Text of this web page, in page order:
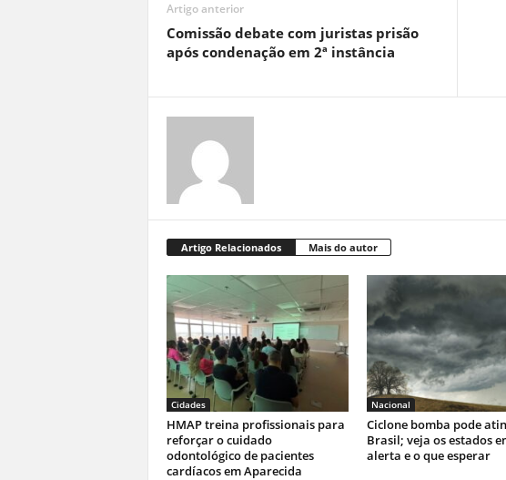
Artigo anterior
Comissão debate com juristas prisão
após condenação em 2ª instância
Artigo Relacionados Mais do autor
Cidades
HMAP treina profissionais para
reforçar o cuidado
odontológico de pacientes
cardíacos em Aparecida
Nacional
Ciclone bomba pode
Brasil; veja os estados
alerta e o que esperar